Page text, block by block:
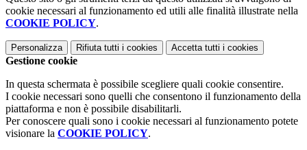
cookie necessari al funzionamento ed utili alle finalità illustrate nella
COOKIE POLICY.
Personalizza Rifiuta tutti i cookies Accetta tutti i cookies
Gestione cookie
In questa schermata è possibile scegliere quali cookie consentire.
I cookie necessari sono quelli che consentono il funzionamento della
piattaforma e non è possibile disabilitarli.
Per conoscere quali sono i cookie necessari al funzionamento potete
visionare la COOKIE POLICY.